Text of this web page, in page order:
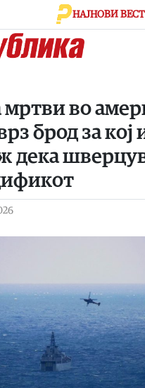
НАЈНОВИ
мртви во
брод за кој
дека